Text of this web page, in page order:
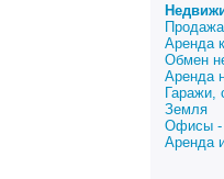
Аренда
Обмен
Аренда
Гаражи,
Земля
Офисы -
Аренда